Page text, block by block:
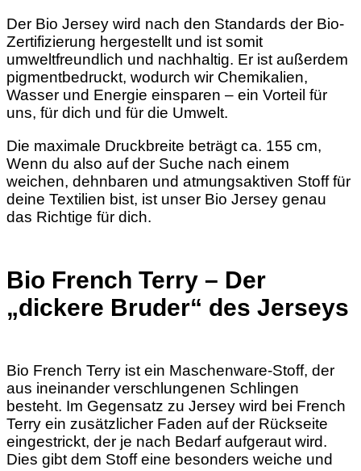
Der Bio Jersey wird nach den Standards der Bio-
Zertifizierung hergestellt und ist somit
umweltfreundlich und nachhaltig. Er ist außerdem
pigmentbedruckt, wodurch wir Chemikalien,
Wasser und Energie einsparen – ein Vorteil für
uns, für dich und für die Umwelt.
Die maximale Druckbreite beträgt ca. 155 cm,
Wenn du also auf der Suche nach einem
weichen, dehnbaren und atmungsaktiven Stoff für
deine Textilien bist, ist unser Bio Jersey genau
das Richtige für dich.
Bio French Terry – Der
„dickere Bruder“ des Jerseys
Bio French Terry ist ein Maschenware-Stoff, der
aus ineinander verschlungenen Schlingen
besteht. Im Gegensatz zu Jersey wird bei French
Terry ein zusätzlicher Faden auf der Rückseite
eingestrickt, der je nach Bedarf aufgeraut wird.
Dies gibt dem Stoff eine besonders weiche und